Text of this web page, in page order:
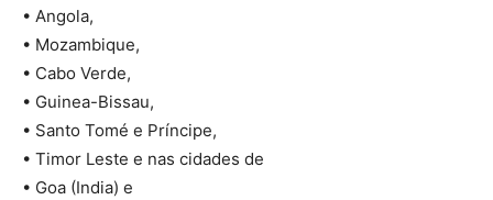
• Angola,
• Mozambique,
• Cabo Verde,
• Guinea-Bissau,
• Santo Tomé e Príncipe,
• Timor Leste e nas cidades de
• Goa (India) e